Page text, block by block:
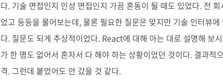
다. 기술 면접인지 인성 면접인지 가끔 혼동이 될 때도 있었다. 전
었고 등등을 물어보는데, 물론 필요한 질문은 맞지만 기술 인터뷰
다. 질문도 되게 추상적이었다. React에 대해 아는 대로 설명해 보
가 한 명도 없어서 혼자서 다 해야 하는 상황이었던 것이다. 결과적
격. 그런데 붙었어도 안 갔을 것 같다.